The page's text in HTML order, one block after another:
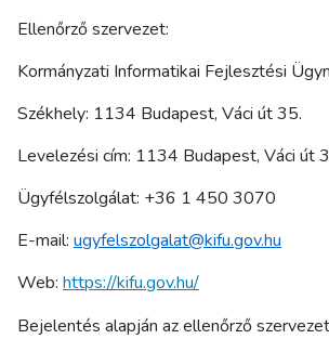
Ellenőrző szervezet:
Kormányzati Informatikai Fejlesztési
Székhely: 1134 Budapest, Váci út 35.
Levelezési cím: 1134 Budapest, Váci út
Ügyfélszolgálat: +36 1 450 3070
E-mail: ugyfelszolgalat@kifu.gov.hu
Web: https://kifu.gov.hu/
Bejelentés alapján az ellenőrző szervezet